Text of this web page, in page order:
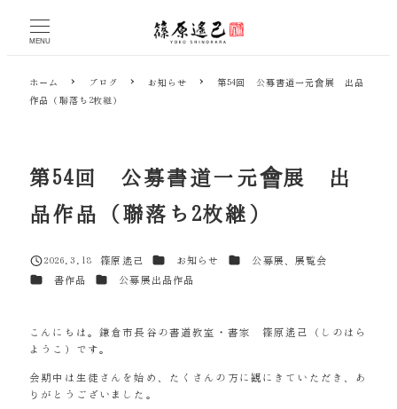
MENU
ホーム ブログ お知らせ
第54回 公募書道一元會展 出品
作品（聯落ち2枚継）
第54回 公募書道一元會展 出
品作品（聯落ち2枚継）
投稿日
2026.3.18
篠原遙己 カテゴリー
お知らせ カテゴリー
公募展、展覧会
カテゴリー
書作品 カテゴリー
公募展出品作品
こんにちは。鎌倉市長谷の書道教室・書家 篠原遙己（しのはら
ようこ）です。
会期中は生徒さんを始め、たくさんの方に観にきていただき、あ
りがとうございました。